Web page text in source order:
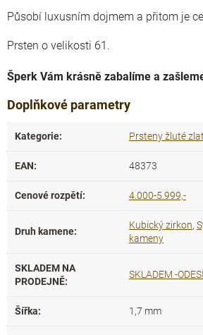
Působí luxusním dojmem a přitom je
Prsten o velikosti 61.
Šperk Vám krásně zabalíme a
Doplňkové parametry
Kategorie: Prsteny žluté
EAN: 48373
Cenové rozpětí: 4.000-5.999,-
Druh kamene:
Kubický zirkon,
kameny
SKLADEM NA
PRODEJNĚ:
SKLADEM -
Šířka: 1,7 mm